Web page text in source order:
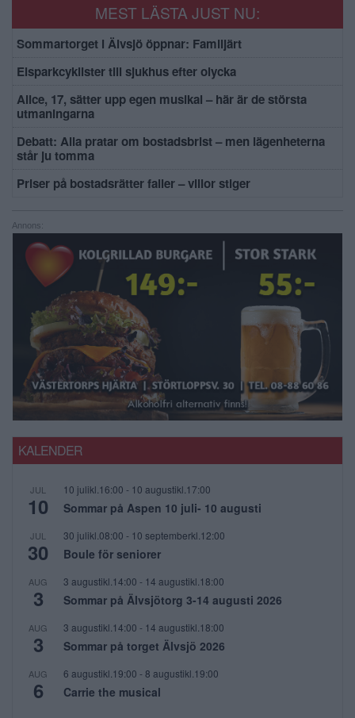
MEST LÄSTA JUST NU:
Sommartorget i Älvsjö öppnar: Familjärt
Elsparkcyklister till sjukhus efter olycka
Alice, 17, sätter upp egen musikal – här är de största
utmaningarna
Debatt: Alla pratar om bostadsbrist – men lägenheterna
står ju tomma
Priser på bostadsrätter faller – villor stiger
Annons:
KALENDER
JUL
10
10 julikl.16:00 - 10 augustikl.17:00
Sommar på Aspen 10 juli- 10 augusti
JUL
30
30 julikl.08:00 - 10 septemberkl.12:00
Boule för seniorer
AUG
3
3 augustikl.14:00 - 14 augustikl.18:00
Sommar på Älvsjötorg 3-14 augusti 2026
AUG
3
3 augustikl.14:00 - 14 augustikl.18:00
Sommar på torget Älvsjö 2026
AUG
6
6 augustikl.19:00 - 8 augustikl.19:00
Carrie the musical